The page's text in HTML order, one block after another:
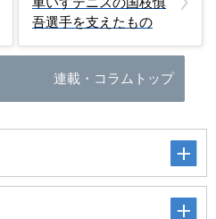
吾選手を支えたもの
連載・コラムトップ